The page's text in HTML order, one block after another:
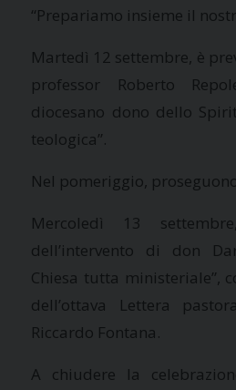
“Prepariamo insieme il
Martedì 12 settembre, è
professor Roberto
diocesano dono dello
teologica”.
Nel pomeriggio,
Mercoledì 13
dell’intervento di don
Chiesa tutta ministeriale”,
dell’ottava Lettera
Riccardo Fontana.
A chiudere la